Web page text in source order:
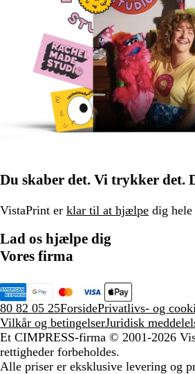
Du skaber det. Vi trykker det.
VistaPrint er klar til at hjælpe dig hele
Lad os hjælpe dig
Vores firma
80 82 05 25ForsidePrivatlivs- og
Vilkår og betingelserJuridisk
Et CIMPRESS-firma © 2001-2026
rettigheder forbeholdes.
Alle priser er eksklusive levering og